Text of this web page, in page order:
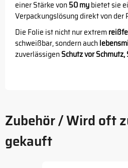
einer Stärke von50 mybietet sie
Verpackungslösung direkt von der
Die Folie ist nicht nur extrem
schweißbar, sondern auch
zuverlässigenSchutz vor
Zubehör / Wird oft
gekauft